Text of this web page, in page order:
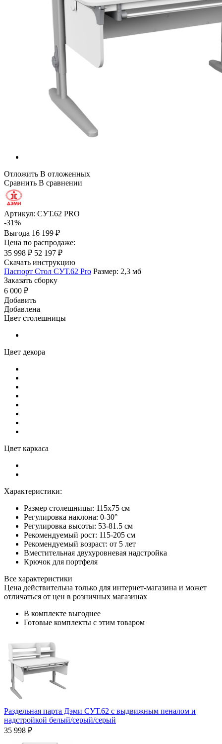
Отложить В отложенных
Сравнить В сравнении
Артикул: СУТ.62 PRO
-31%
Выгода 16 199 ₽
Цена по распродаже:
35 998 ₽ 52 197 ₽
Скачать инструкцию
Паспорт Стол СУТ.62 Pro Размер: 2,3 мб
Заказать сборку
6 000 ₽
Добавить
Добавлена
Цвет столешницы
Цвет декора
Цвет каркаса
Характеристики:
Размер столешницы: 115x75 см
Регулировка наклона: 0-30°
Регулировка высоты: 53-81.5 см
Рекомендуемый рост: 115-205 см
Рекомендуемый возраст: от 5 лет
Вместительная двухуровневая надстройка
Крючок для портфеля
Все характеристики
Цена действительна только для интернет-магазина и может
отличаться от цен в розничных магазинах
В комплекте выгоднее
Готовые комплекты с этим товаром
Раздельная парта Дэми СУТ.62 с выдвижным пеналом и
надстройкой белый/серый/серый
35 998 ₽